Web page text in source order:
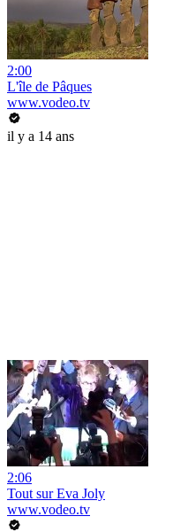
2:00
L'île de Pâques
www.vodeo.tv
il y a 14 ans
2:06
Tout sur Eva Joly
www.vodeo.tv